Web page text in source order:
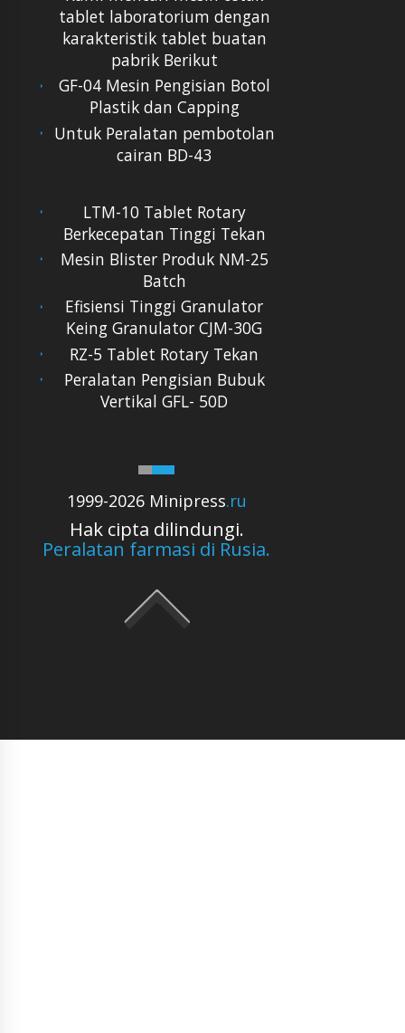
tablet laboratorium dengan
karakteristik tablet buatan
pabrik Berikut
GF-04 Mesin Pengisian Botol
Plastik dan Capping
Untuk Peralatan pembotolan
cairan BD-43
1999-2026 Minipress.ru
Hak cipta dilindungi.
Peralatan farmasi di Rusia.
LTM-10 Tablet Rotary
Berkecepatan Tinggi Tekan
Mesin Blister Produk NM-25
Batch
Efisiensi Tinggi Granulator
Keing Granulator CJM-30G
RZ-5 Tablet Rotary Tekan
Peralatan Pengisian Bubuk
Vertikal GFL- 50D